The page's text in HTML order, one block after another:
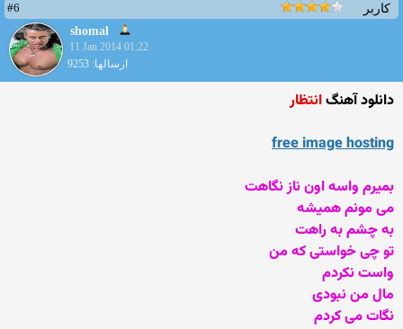
کاربر
#6
shomal
11 Jan 2014 01:22
ارسالها: 9253
دانلود آهنگانتظار
free image hosting
بمیرم واسه اون ناز نگاهت
می مونم همیشه
به چشم به راهت
تو چی خواستی که من
واست نکردم
مال من نبودی
نگات می کردم